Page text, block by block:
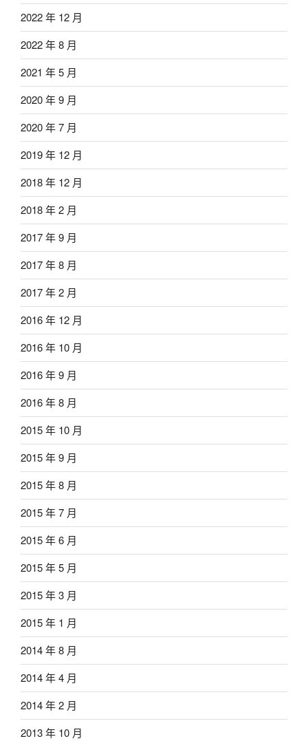
2022 年 12 月
2022 年 8 月
2021 年 5 月
2020 年 9 月
2020 年 7 月
2019 年 12 月
2018 年 12 月
2018 年 2 月
2017 年 9 月
2017 年 8 月
2017 年 2 月
2016 年 12 月
2016 年 10 月
2016 年 9 月
2016 年 8 月
2015 年 10 月
2015 年 9 月
2015 年 8 月
2015 年 7 月
2015 年 6 月
2015 年 5 月
2015 年 3 月
2015 年 1 月
2014 年 8 月
2014 年 4 月
2014 年 2 月
2013 年 10 月